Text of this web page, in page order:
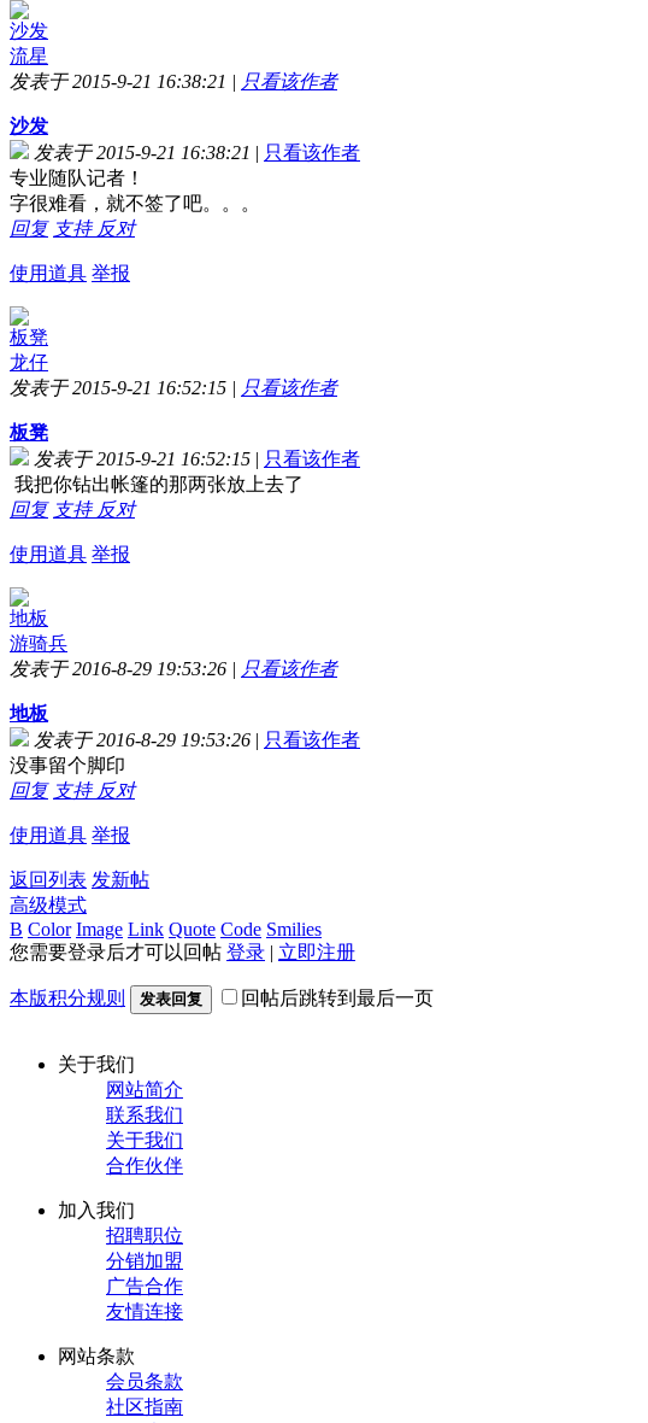
沙发
流星
发表于 2015-9-21 16:38:21 | 只看该作者
沙发
发表于 2015-9-21 16:38:21 | 只看该作者
专业随队记者！
字很难看，就不签了吧。。。
回复 支持 反对
使用道具 举报
板凳
龙仔
发表于 2015-9-21 16:52:15 | 只看该作者
板凳
发表于 2015-9-21 16:52:15 | 只看该作者
我把你钻出帐篷的那两张放上去了
回复 支持 反对
使用道具 举报
地板
游骑兵
发表于 2016-8-29 19:53:26 | 只看该作者
地板
发表于 2016-8-29 19:53:26 | 只看该作者
没事留个脚印
回复 支持 反对
使用道具 举报
返回列表 发新帖
高级模式
B Color Image Link Quote Code Smilies
您需要登录后才可以回帖 登录 | 立即注册
本版积分规则 发表回复 回帖后跳转到最后一页
关于我们
网站简介
联系我们
关于我们
合作伙伴
加入我们
招聘职位
分销加盟
广告合作
友情连接
网站条款
会员条款
社区指南